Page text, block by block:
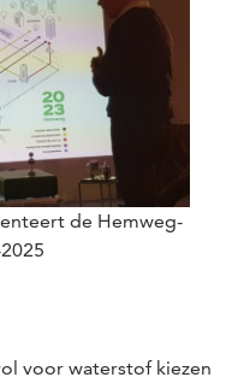
de Hemweg-
voor waterstof kiezen